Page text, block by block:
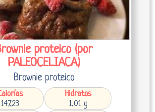
proteico (por
PALEOCELIACA)
Brownie proteico
147,23
Hidratos
1,01 g